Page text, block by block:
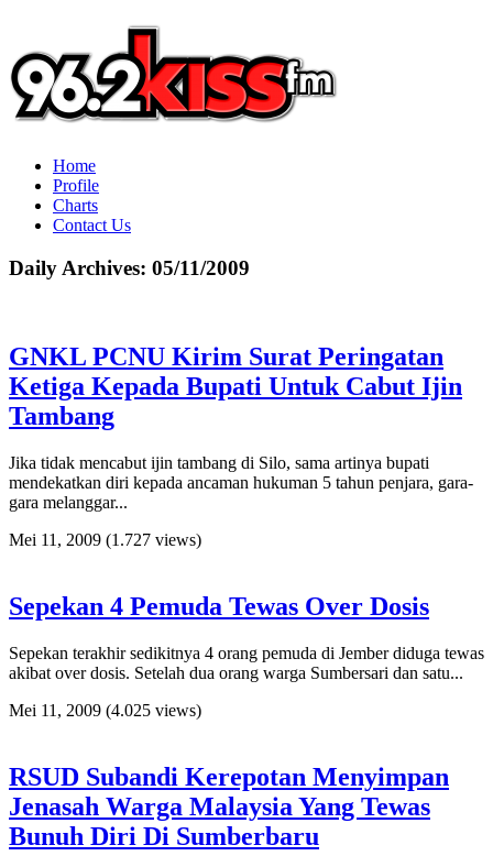
Home
Profile
Charts
Contact Us
Daily Archives: 05/11/2009
GNKL PCNU Kirim Surat Peringatan
Ketiga Kepada Bupati Untuk Cabut Ijin
Tambang
Jika tidak mencabut ijin tambang di Silo, sama artinya bupati
mendekatkan diri kepada ancaman hukuman 5 tahun penjara, gara-
gara melanggar...
Mei 11, 2009 (1.727 views)
Sepekan 4 Pemuda Tewas Over Dosis
Sepekan terakhir sedikitnya 4 orang pemuda di Jember diduga tewas
akibat over dosis. Setelah dua orang warga Sumbersari dan satu...
Mei 11, 2009 (4.025 views)
RSUD Subandi Kerepotan Menyimpan
Jenasah Warga Malaysia Yang Tewas
Bunuh Diri Di Sumberbaru